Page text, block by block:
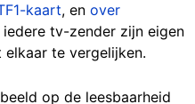
kaart, en over
iedere tv-zender zijn eigen
te vergelijken.
op de leesbaarheid